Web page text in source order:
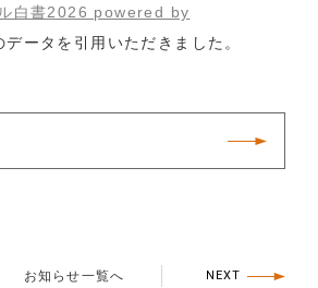
白書2026 powered by
データを引用いただきました。
お知らせ一覧へ NEXT